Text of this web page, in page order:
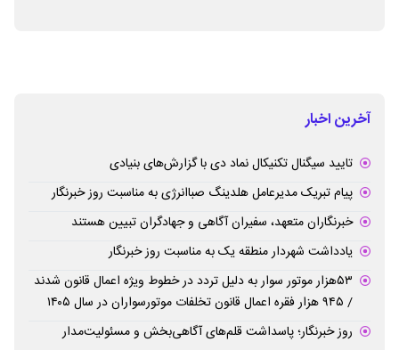
آخرین اخبار
تایید سیگنال تکنیکال نماد دی با گزارش‌های بنیادی
پیام تبریک مدیرعامل هلدینگ صباانرژی به مناسبت روز خبرنگار
خبرنگاران متعهد، سفیران آگاهی و جهادگران تبیین هستند
یادداشت شهردار منطقه یک به مناسبت روز خبرنگار
۵۳هزار موتور سوار به دلیل تردد در خطوط ویژه اعمال قانون شدند
/ ۹۴۵ هزار فقره اعمال قانون تخلفات موتورسواران در سال ۱۴۰۵
روز خبرنگار؛ پاسداشت قلم‌های آگاهی‌بخش و مسئولیت‌مدار